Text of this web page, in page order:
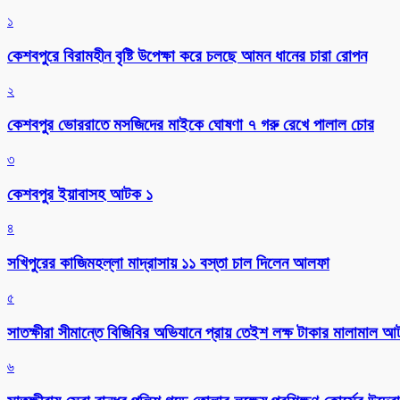
১
কেশবপুরে বিরামহীন বৃষ্টি উপেক্ষা করে চলছে আমন ধানের চারা রোপন
২
কেশবপুর ভোররাতে মসজিদের মাইকে ঘোষণা ৭ গরু রেখে পালাল চোর
৩
কেশবপুর ইয়াবাসহ আটক ১
৪
সখিপুরের কাজিমহল্লা মাদ্রাসায় ১১ বস্তা চাল দিলেন আলফা
৫
সাতক্ষীরা সীমান্তে বিজিবির অভিযানে প্রায় তেইশ লক্ষ টাকার মালামাল
৬